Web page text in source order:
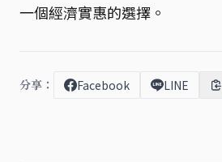
一個經濟實惠的選擇。
分享： Facebook LINE